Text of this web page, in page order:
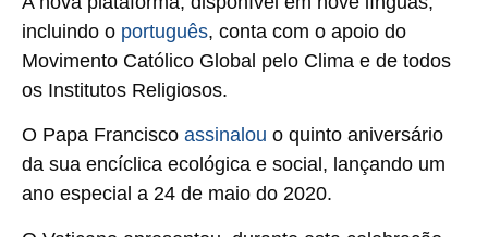
incluindo o português, conta com o apoio do
Movimento Católico Global pelo Clima e de todos
os Institutos Religiosos.
O Papa Francisco assinalou o quinto aniversário
da sua encíclica ecológica e social, lançando um
ano especial a 24 de maio do 2020.